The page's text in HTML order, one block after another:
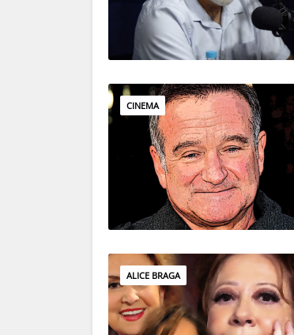
CINEMA
ALICE BRAGA